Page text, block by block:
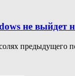
не
предыдущего